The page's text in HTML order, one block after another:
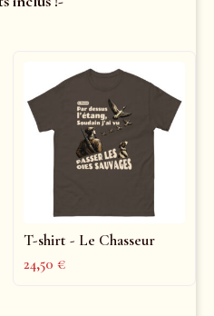
T-shirt - Le Chasseur
24,50€